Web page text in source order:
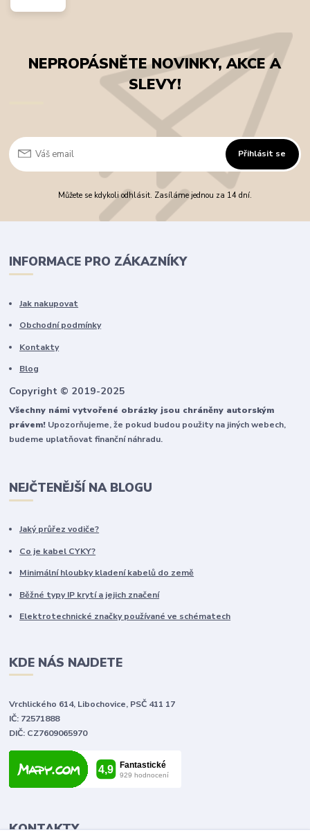
NEPROPÁSNĚTE NOVINKY, AKCE A
SLEVY!
Přihlásit se
Můžete se kdykoli odhlásit. Zasíláme jednou za 14 dní.
INFORMACE PRO ZÁKAZNÍKY
Jak nakupovat
Obchodní podmínky
Kontakty
Blog
Copyright © 2019-2025
Všechny námi vytvořené obrázky jsou chráněny autorským
právem! Upozorňujeme, že pokud budou použity na jiných webech,
budeme uplatňovat finanční náhradu.
NEJČTENĚJŠÍ NA BLOGU
Jaký průřez vodiče?
Co je kabel CYKY?
Minimální hloubky kladení kabelů do země
Běžné typy IP krytí a jejich značení
Elektrotechnické značky používané ve schématech
KDE NÁS NAJDETE
Vrchlického 614, Libochovice, PSČ 411 17
IČ: 72571888
DIČ: CZ7609065970
KONTAKTY